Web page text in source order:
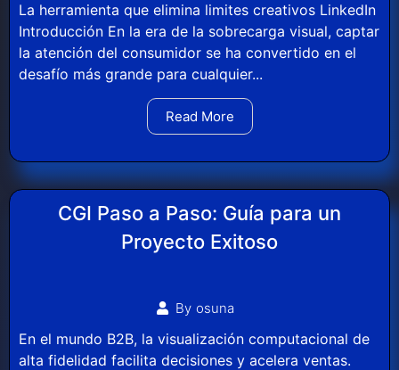
La herramienta que elimina limites creativos LinkedIn
Introducción En la era de la sobrecarga visual, captar
la atención del consumidor se ha convertido en el
desafío más grande para cualquier...
Read More
CGI Paso a Paso: Guía para un
Proyecto Exitoso
By osuna
En el mundo B2B, la visualización computacional de
alta fidelidad facilita decisiones y acelera ventas.